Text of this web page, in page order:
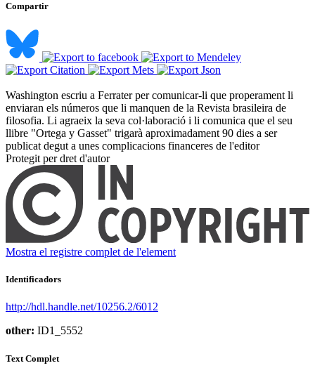
Compartir
Washington escriu a Ferrater per comunicar-li que properament li
enviaran els números que li manquen de la Revista brasileira de
filosofia. Li agraeix la seva col·laboració i li comunica que el seu
llibre "Ortega y Gasset" trigarà aproximadament 90 dies a ser
publicat degut a unes complicacions financeres de l'editor ​
Protegit per dret d'autor
Mostra el registre complet de l'element
Identificadors
http://hdl.handle.net/10256.2/6012
other: ID1_5552
Text Complet